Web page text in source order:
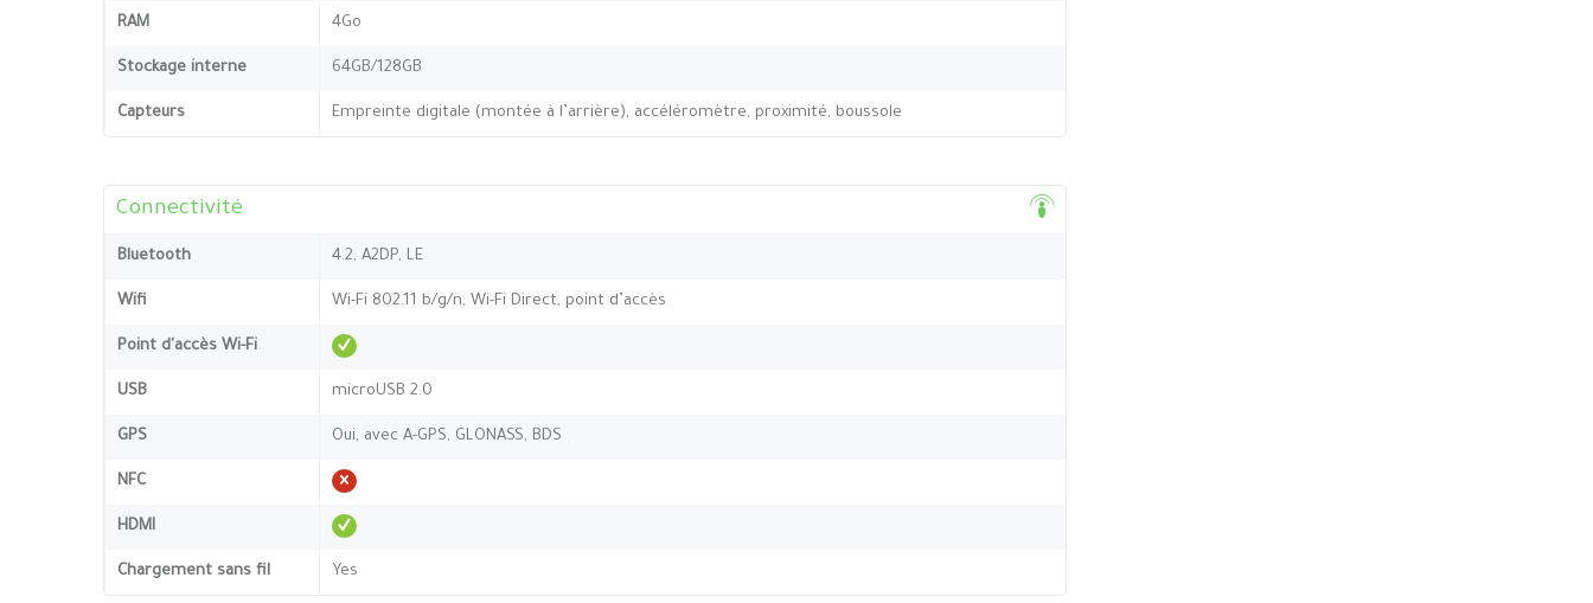
RAM 4Go
Stockage interne 64GB/128GB
Capteurs Empreinte digitale (montée à l’arrière), accéléromètre, proximité, boussole
Connectivité
Bluetooth 4.2, A2DP, LE
Wifi Wi-Fi 802.11 b/g/n, Wi-Fi Direct, point d’accès
Point d'accès Wi-Fi
USB microUSB 2.0
GPS Oui, avec A-GPS, GLONASS, BDS
NFC
HDMI
Chargement sans fil Yes